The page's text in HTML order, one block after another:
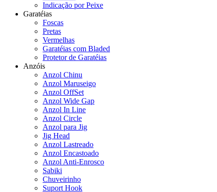
Indicação por Peixe
Garatéias
Foscas
Pretas
Vermelhas
Garatéias com Bladed
Protetor de Garatéias
Anzóis
Anzol Chinu
Anzol Maruseigo
Anzol OffSet
Anzol Wide Gap
Anzol In Line
Anzol Circle
Anzol para Jig
Jig Head
Anzol Lastreado
Anzol Encastoado
Anzol Anti-Enrosco
Sabiki
Chuveirinho
Suport Hook